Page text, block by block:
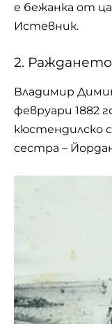
е бежанка от
Истевник.
2. Раждането
Владимир
февруари 1882
кюстендилско
сестра –